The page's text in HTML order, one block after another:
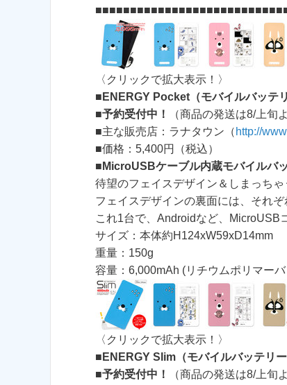
〈クリックで拡大表示！〉
■ ENERGY Pocket（モバイルバッテ
■予約受付中！
（商品の発送は8/上旬
■主な販売店：ラナタウン（ http://
■価格：5,400円（税込）
■ MicroUSBケーブル内蔵モバイルバ
待望のフェイスデザイン＆しまっち
フェイスデザインの裏面には、それ
これ1台で、Androidなど、MicroUSB
サイズ：本体約H124xW59xD14mm
重量：150g
容量：6,000mAh (リチウムポリマー
〈クリックで拡大表示！〉
■ ENERGY Slim（モバイルバッテリ
■予約受付中！
（商品の発送は8/上旬